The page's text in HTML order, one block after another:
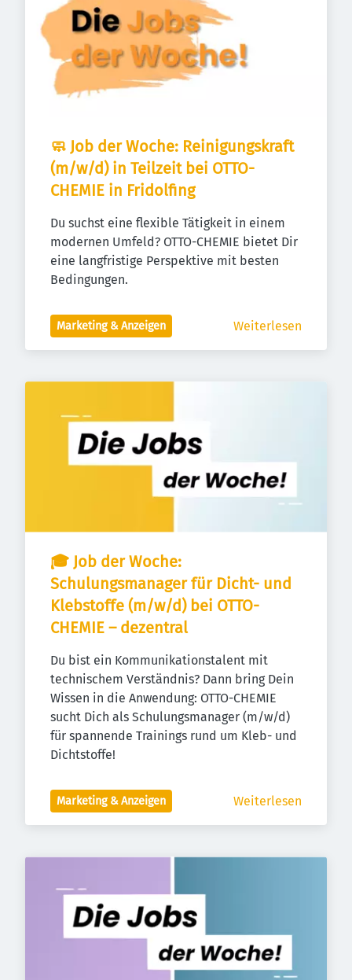
🧼 Job der Woche: Reinigungskraft
(m/w/d) in Teilzeit bei OTTO-
CHEMIE in Fridolfing
Du suchst eine flexible Tätigkeit in einem
modernen Umfeld? OTTO-CHEMIE bietet Dir
eine langfristige Perspektive mit besten
Bedingungen.
Marketing & Anzeigen Weiterlesen
🎓 Job der Woche:
Schulungsmanager für Dicht- und
Klebstoffe (m/w/d) bei OTTO-
CHEMIE – dezentral
Du bist ein Kommunikationstalent mit
technischem Verständnis? Dann bring Dein
Wissen in die Anwendung: OTTO-CHEMIE
sucht Dich als Schulungsmanager (m/w/d)
für spannende Trainings rund um Kleb- und
Dichtstoffe!
Marketing & Anzeigen Weiterlesen